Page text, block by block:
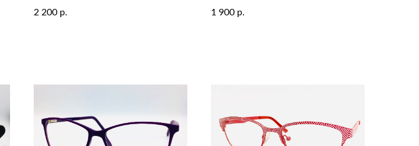
2 200 р. 1 900 р.